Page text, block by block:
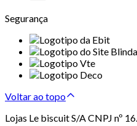
Segurança
Voltar ao topo
Lojas Le biscuit S/A CNPJ nº